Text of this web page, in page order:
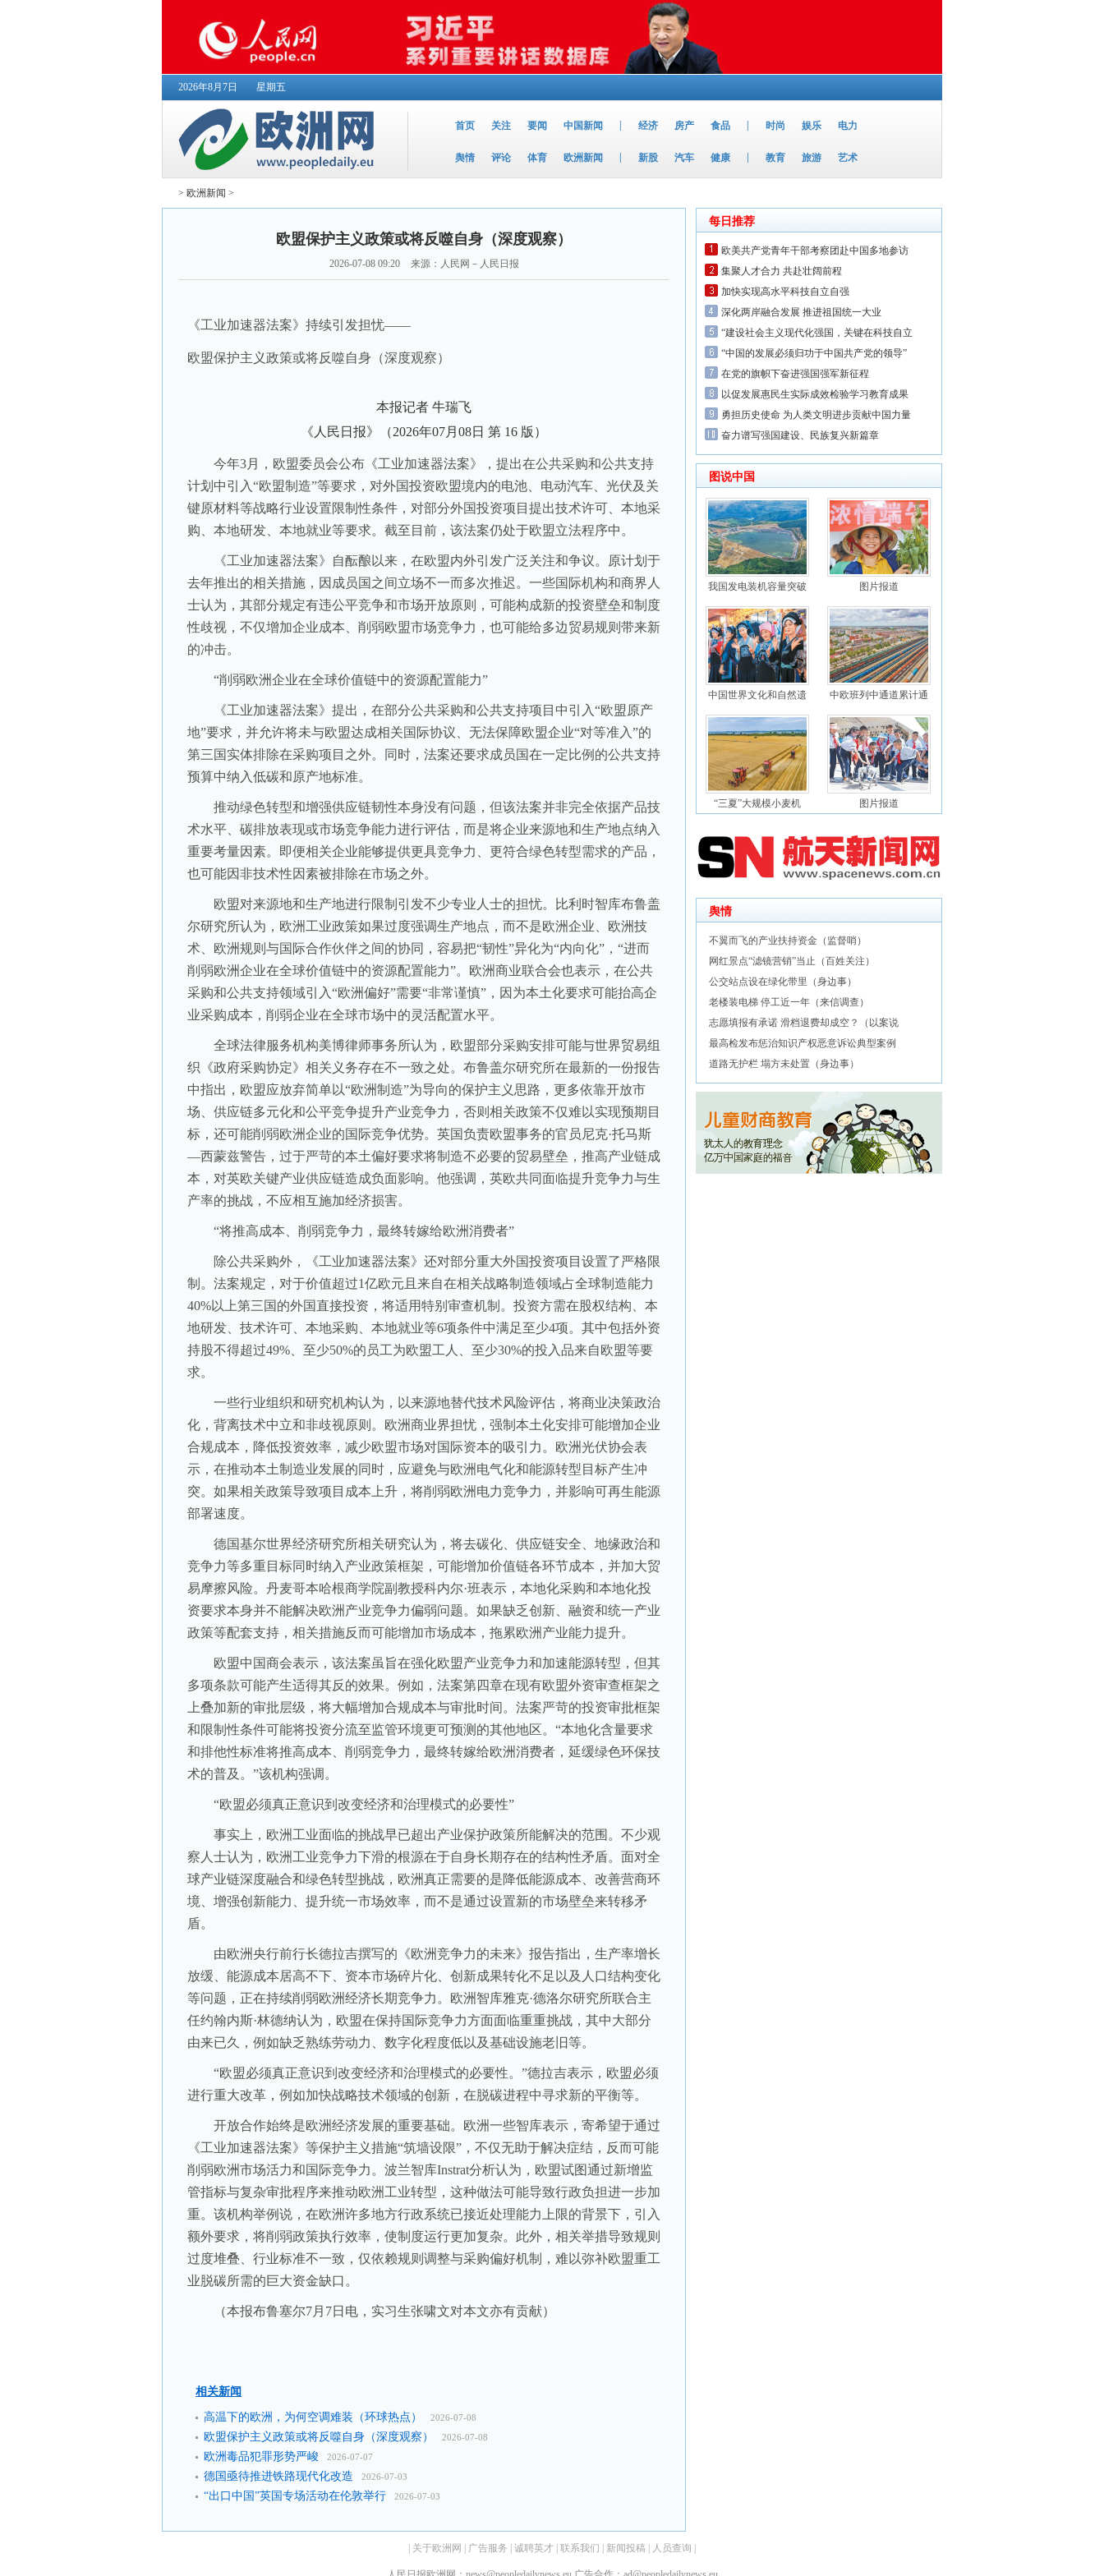
2026年8月7日 星期五
首页 关注 要闻 中国新闻 经济 房产 食品 时尚 娱乐 电力
舆情 评论 体育 欧洲新闻 新股 汽车 健康 教育 旅游 艺术
> 欧洲新闻 >
欧盟保护主义政策或将反噬自身（深度观察）
2026-07-08 09:20 来源：人民网－人民日报
《工业加速器法案》持续引发担忧——
欧盟保护主义政策或将反噬自身（深度观察）
本报记者 牛瑞飞
《人民日报》（2026年07月08日 第 16 版）
今年3月，欧盟委员会公布《工业加速器法案》，提出在公共采购和公共支持
计划中引入“欧盟制造”等要求，对外国投资欧盟境内的电池、电动汽车、光伏及关
键原材料等战略行业设置限制性条件，对部分外国投资项目提出技术许可、本地采
购、本地研发、本地就业等要求。截至目前，该法案仍处于欧盟立法程序中。
《工业加速器法案》自酝酿以来，在欧盟内外引发广泛关注和争议。原计划于
去年推出的相关措施，因成员国之间立场不一而多次推迟。一些国际机构和商界人
士认为，其部分规定有违公平竞争和市场开放原则，可能构成新的投资壁垒和制度
性歧视，不仅增加企业成本、削弱欧盟市场竞争力，也可能给多边贸易规则带来新
的冲击。
“削弱欧洲企业在全球价值链中的资源配置能力”
《工业加速器法案》提出，在部分公共采购和公共支持项目中引入“欧盟原产
地”要求，并允许将未与欧盟达成相关国际协议、无法保障欧盟企业“对等准入”的
第三国实体排除在采购项目之外。同时，法案还要求成员国在一定比例的公共支持
预算中纳入低碳和原产地标准。
推动绿色转型和增强供应链韧性本身没有问题，但该法案并非完全依据产品技
术水平、碳排放表现或市场竞争能力进行评估，而是将企业来源地和生产地点纳入
重要考量因素。即便相关企业能够提供更具竞争力、更符合绿色转型需求的产品，
也可能因非技术性因素被排除在市场之外。
欧盟对来源地和生产地进行限制引发不少专业人士的担忧。比利时智库布鲁盖
尔研究所认为，欧洲工业政策如果过度强调生产地点，而不是欧洲企业、欧洲技
术、欧洲规则与国际合作伙伴之间的协同，容易把“韧性”异化为“内向化”，“进而
削弱欧洲企业在全球价值链中的资源配置能力”。欧洲商业联合会也表示，在公共
采购和公共支持领域引入“欧洲偏好”需要“非常谨慎”，因为本土化要求可能抬高企
业采购成本，削弱企业在全球市场中的灵活配置水平。
全球法律服务机构美博律师事务所认为，欧盟部分采购安排可能与世界贸易组
织《政府采购协定》相关义务存在不一致之处。布鲁盖尔研究所在最新的一份报告
中指出，欧盟应放弃简单以“欧洲制造”为导向的保护主义思路，更多依靠开放市
场、供应链多元化和公平竞争提升产业竞争力，否则相关政策不仅难以实现预期目
标，还可能削弱欧洲企业的国际竞争优势。英国负责欧盟事务的官员尼克·托马斯
—西蒙兹警告，过于严苛的本土偏好要求将制造不必要的贸易壁垒，推高产业链成
本，对英欧关键产业供应链造成负面影响。他强调，英欧共同面临提升竞争力与生
产率的挑战，不应相互施加经济损害。
“将推高成本、削弱竞争力，最终转嫁给欧洲消费者”
除公共采购外，《工业加速器法案》还对部分重大外国投资项目设置了严格限
制。法案规定，对于价值超过1亿欧元且来自在相关战略制造领域占全球制造能力
40%以上第三国的外国直接投资，将适用特别审查机制。投资方需在股权结构、本
地研发、技术许可、本地采购、本地就业等6项条件中满足至少4项。其中包括外资
持股不得超过49%、至少50%的员工为欧盟工人、至少30%的投入品来自欧盟等要
求。
一些行业组织和研究机构认为，以来源地替代技术风险评估，将商业决策政治
化，背离技术中立和非歧视原则。欧洲商业界担忧，强制本土化安排可能增加企业
合规成本，降低投资效率，减少欧盟市场对国际资本的吸引力。欧洲光伏协会表
示，在推动本土制造业发展的同时，应避免与欧洲电气化和能源转型目标产生冲
突。如果相关政策导致项目成本上升，将削弱欧洲电力竞争力，并影响可再生能源
部署速度。
德国基尔世界经济研究所相关研究认为，将去碳化、供应链安全、地缘政治和
竞争力等多重目标同时纳入产业政策框架，可能增加价值链各环节成本，并加大贸
易摩擦风险。丹麦哥本哈根商学院副教授科内尔·班表示，本地化采购和本地化投
资要求本身并不能解决欧洲产业竞争力偏弱问题。如果缺乏创新、融资和统一产业
政策等配套支持，相关措施反而可能增加市场成本，拖累欧洲产业能力提升。
欧盟中国商会表示，该法案虽旨在强化欧盟产业竞争力和加速能源转型，但其
多项条款可能产生适得其反的效果。例如，法案第四章在现有欧盟外资审查框架之
上叠加新的审批层级，将大幅增加合规成本与审批时间。法案严苛的投资审批框架
和限制性条件可能将投资分流至监管环境更可预测的其他地区。“本地化含量要求
和排他性标准将推高成本、削弱竞争力，最终转嫁给欧洲消费者，延缓绿色环保技
术的普及。”该机构强调。
“欧盟必须真正意识到改变经济和治理模式的必要性”
事实上，欧洲工业面临的挑战早已超出产业保护政策所能解决的范围。不少观
察人士认为，欧洲工业竞争力下滑的根源在于自身长期存在的结构性矛盾。面对全
球产业链深度融合和绿色转型挑战，欧洲真正需要的是降低能源成本、改善营商环
境、增强创新能力、提升统一市场效率，而不是通过设置新的市场壁垒来转移矛
盾。
由欧洲央行前行长德拉吉撰写的《欧洲竞争力的未来》报告指出，生产率增长
放缓、能源成本居高不下、资本市场碎片化、创新成果转化不足以及人口结构变化
等问题，正在持续削弱欧洲经济长期竞争力。欧洲智库雅克·德洛尔研究所联合主
任约翰内斯·林德纳认为，欧盟在保持国际竞争力方面面临重重挑战，其中大部分
由来已久，例如缺乏熟练劳动力、数字化程度低以及基础设施老旧等。
“欧盟必须真正意识到改变经济和治理模式的必要性。”德拉吉表示，欧盟必须
进行重大改革，例如加快战略技术领域的创新，在脱碳进程中寻求新的平衡等。
开放合作始终是欧洲经济发展的重要基础。欧洲一些智库表示，寄希望于通过
《工业加速器法案》等保护主义措施“筑墙设限”，不仅无助于解决症结，反而可能
削弱欧洲市场活力和国际竞争力。波兰智库Instrat分析认为，欧盟试图通过新增监
管指标与复杂审批程序来推动欧洲工业转型，这种做法可能导致行政负担进一步加
重。该机构举例说，在欧洲许多地方行政系统已接近处理能力上限的背景下，引入
额外要求，将削弱政策执行效率，使制度运行更加复杂。此外，相关举措导致规则
过度堆叠、行业标准不一致，仅依赖规则调整与采购偏好机制，难以弥补欧盟重工
业脱碳所需的巨大资金缺口。
（本报布鲁塞尔7月7日电，实习生张啸文对本文亦有贡献）
相关新闻
高温下的欧洲，为何空调难装（环球热点） 2026-07-08
欧盟保护主义政策或将反噬自身（深度观察） 2026-07-08
欧洲毒品犯罪形势严峻 2026-07-07
德国亟待推进铁路现代化改造 2026-07-03
“出口中国”英国专场活动在伦敦举行 2026-07-03
每日推荐
欧美共产党青年干部考察团赴中国多地参访
集聚人才合力 共赴壮阔前程
加快实现高水平科技自立自强
深化两岸融合发展 推进祖国统一大业
“建设社会主义现代化强国，关键在科技自立
“中国的发展必须归功于中国共产党的领导”
在党的旗帜下奋进强国强军新征程
以促发展惠民生实际成效检验学习教育成果
勇担历史使命 为人类文明进步贡献中国力量
奋力谱写强国建设、民族复兴新篇章
图说中国
我国发电装机容量突破 图片报道
中国世界文化和自然遗 中欧班列中通道累计通
“三夏”大规模小麦机 图片报道
舆情
不翼而飞的产业扶持资金（监督哨）
网红景点“滤镜营销”当止（百姓关注）
公交站点设在绿化带里（身边事）
老楼装电梯 停工近一年（来信调查）
志愿填报有承诺 滑档退费却成空？（以案说
最高检发布惩治知识产权恶意诉讼典型案例
道路无护栏 塌方未处置（身边事）
关于欧洲网 广告服务 诚聘英才 联系我们 新闻投稿 人员查询